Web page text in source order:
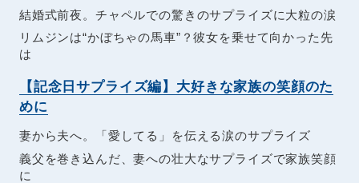
結婚式前夜。チャペルでの驚きのサプライズに大粒の涙
リムジンは“かぼちゃの馬車”？彼女を乗せて向かった先
は
【記念日サプライズ編】大好きな家族の笑顔のた
めに
妻から夫へ。「愛してる」を伝える涙のサプライズ
義父を巻き込んだ、妻への壮大なサプライズで家族笑顔
に